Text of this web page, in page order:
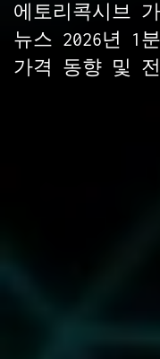
에토리콕시브
뉴스 2026년 1
가격 동향 및